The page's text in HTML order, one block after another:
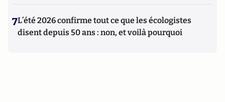
7L’été 2026 confirme tout ce que les écologistes
disent depuis 50 ans : non, et voilà pourquoi